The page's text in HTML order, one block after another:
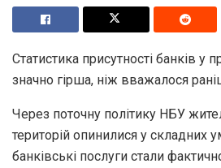
Статистика присутності банків у
значно гірша, ніж вважалося
Через поточну політику НБУ
територій опинилися у складних
банківські послуги стали